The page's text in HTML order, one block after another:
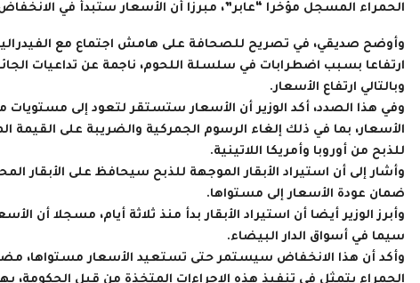
الحمراء المسجل مؤخرا “عابر”، مبرزا أن الأسعار ستبدأ في
وأوضح صديقي، في تصريح للصحافة على هامش اجتماع مع
ارتفاعا بسبب اضطرابات في سلسلة اللحوم، ناجمة عن تداعيات
وبالتالي ارتفاع الأسعار.
وفي هذا الصدد، أكد الوزير أن الأسعار ستستقر لتعود إلى
الأسعار، بما في ذلك إلغاء الرسوم الجمركية والضريبة على القيمة
للذبح من أوروبا وأمريكا اللاتينية.
وأشار إلى أن استيراد الأبقار الموجهة للذبح سيحافظ على الأبقار
ضمان عودة الأسعار إلى مستواها.
سيما في أسواق الدار البيضاء.
وأكد أن هذا الانخفاض سيستمر حتى تستعيد الأسعار مستواها،
الحمراء يتمثل في تنفيذ هذه الإجراءات المتخذة من قبل الحكومة،